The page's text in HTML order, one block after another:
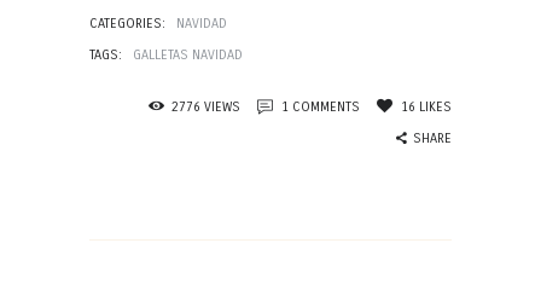
CATEGORIES:
NAVIDAD
TAGS:
GALLETAS NAVIDAD
2776 VIEWS 1 COMMENTS 16 LIKES
SHARE